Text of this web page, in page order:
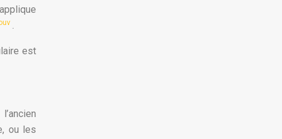
.
est
ou les